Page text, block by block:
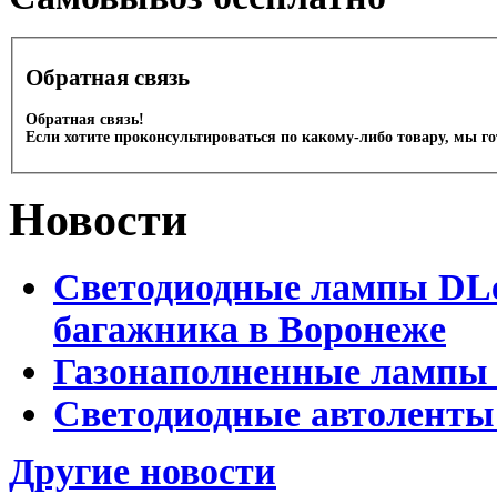
Обратная связь
Обратная связь!
Если хотите проконсультироваться по какому-либо товару, мы
Новости
Светодиодные лампы
багажника в Воронеже
Газонаполненные
Светодиодные
Другие новости